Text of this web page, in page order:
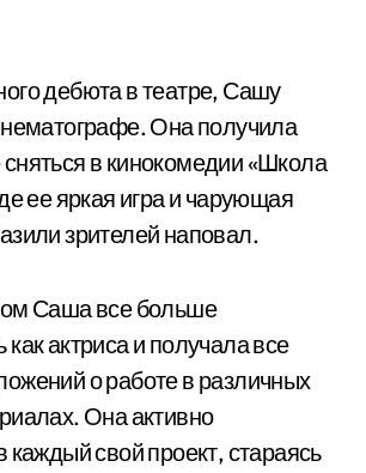
дебюта в театре, Сашу
Она получила
в кинокомедии «Школа
ее яркая игра и чарующая
зрителей наповал.
Саша все больше
актриса и получала все
о работе в различных
Она активно
каждый свой проект, стараясь